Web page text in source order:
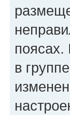
поясах.
в